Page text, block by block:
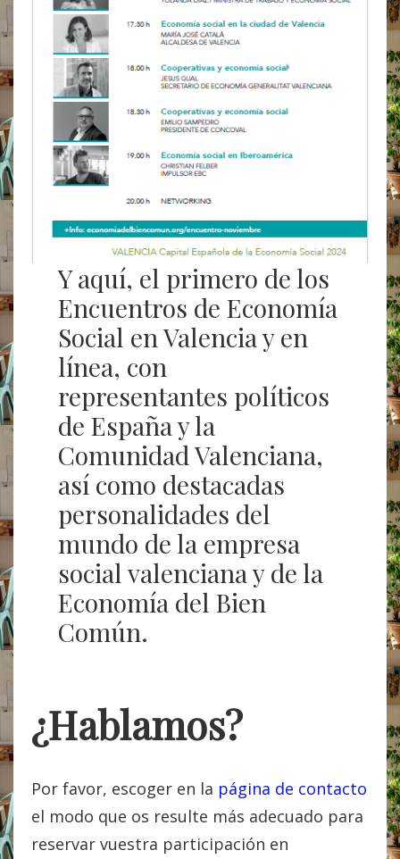
Y aquí, el primero de los
Encuentros de Economía
Social en Valencia y en
línea, con
representantes políticos
de España y la
Comunidad Valenciana,
así como destacadas
personalidades del
mundo de la empresa
social valenciana y de la
Economía del Bien
Común.
¿Hablamos?
Por favor, escoger en la página de contacto
el modo que os resulte más adecuado para
reservar vuestra participación en